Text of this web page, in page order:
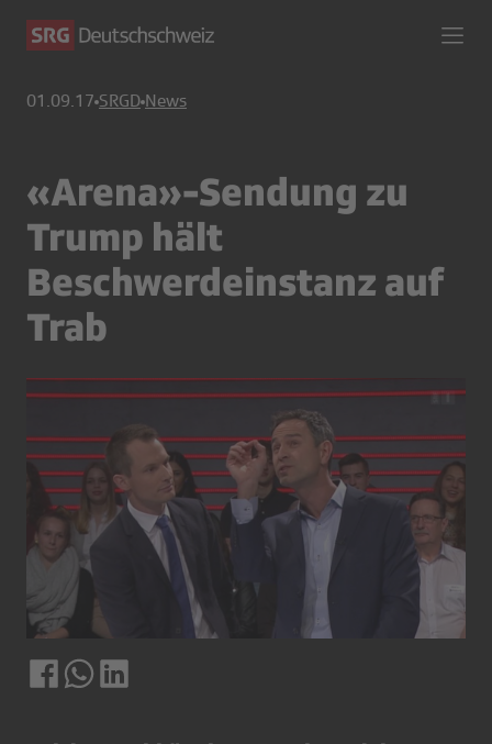
01.09.17 SRGD News
«Arena»-Sendung zu
Trump hält
Beschwerdeinstanz auf
Trab